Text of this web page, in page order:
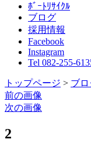
ﾎﾞｰﾄﾘｻｲｸﾙ
ブログ
採用情報
Facebook
Instagram
Tel 082-255-
トップページ > ブ
前の画像
次の画像
2